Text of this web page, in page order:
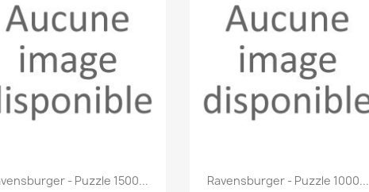
Aperçu rapide
- Puzzle 1500... Aperçu rapide
Ravensburger - Puzzle 1000...